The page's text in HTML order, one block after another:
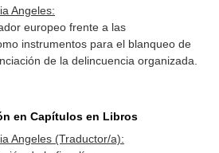
Angeles:
europeo frente a las
instrumentos para el blanqueo de
de la delincuencia organizada.
en Capítulos en Libros
Angeles (Traductor/a):